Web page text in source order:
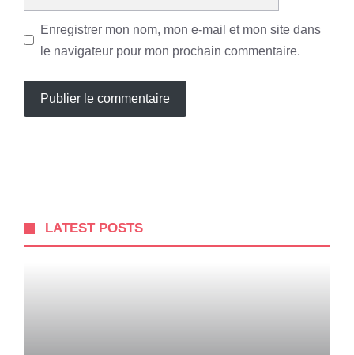
Enregistrer mon nom, mon e-mail et mon site dans
le navigateur pour mon prochain commentaire.
LATEST POSTS